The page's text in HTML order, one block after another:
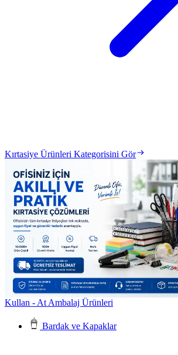
Kırtasiye Ürünleri Kategorisini Gör
Kullan - At Ambalaj Ürünleri
Bardak ve Kapaklar